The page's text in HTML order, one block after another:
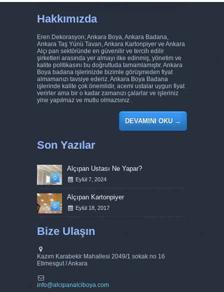
Hakkımızda
Eren Dekorasyon; Ankara Boya, Ankara Badana,
Ankara Taş Yünü Tavan, Ankara Kartonpiyer ve Ankara
Alçı pan sektöründe en güvenilir ve tercih edilir
şirketleri arasında yer almayı ilke edinmiş, yönetim ve
kalite politikasını bu doğrultuda tamamlamıştır. Ankara
Boya badana işlerinizde bizimle görüşmeden fiyat
almamanızı tavsiye ederiz. Ankara Boya Badana
işlerinde kalite çok önemlidir, acemi ustalar uygun fiyat
verirler ama bir o kadar zamanızı çalarlar ve işleriniz
yine yapılmaz ve mutlu olmazsınız .
DEVAMINI OKU→
Son Yazılar
0
Alçıpan Ustası Ne Yapar?
Eylül 7, 2024
0
Alçıpan Kartonpiyer
Eylül 18, 2017
Bize Ulaşın
Kazım Karabekir Mahallesi 2049/1 sokak no 16
Etimesgut / Ankara
info@alcipanalciboya.com